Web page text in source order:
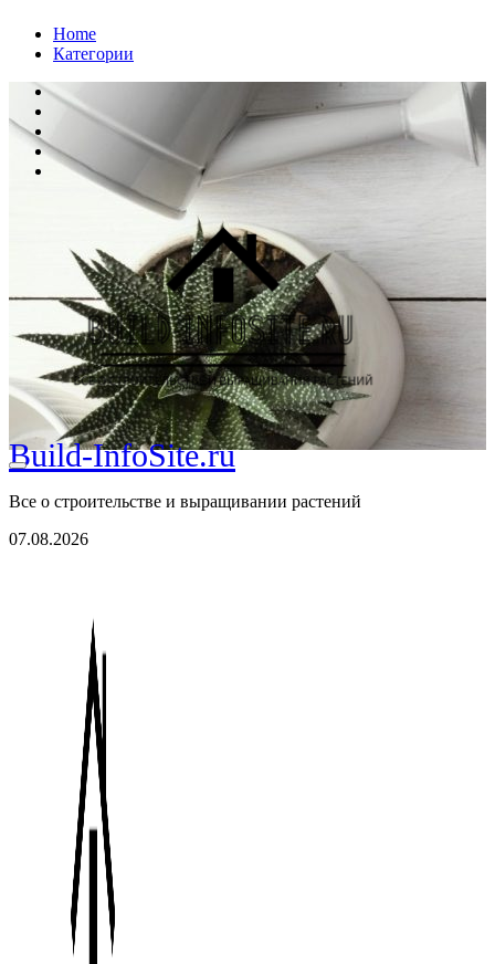
ПерейтиHome
Категории
Build-InfoSite.ru
Все о строительстве и выращивании растений
07.08.2026